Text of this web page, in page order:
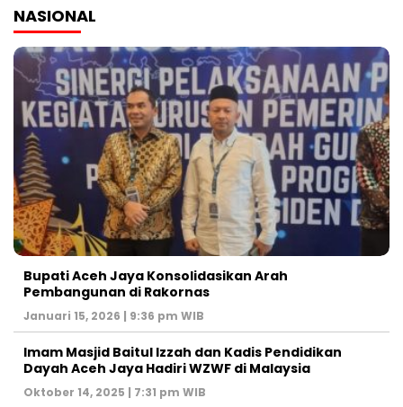
NASIONAL
Bupati Aceh Jaya Konsolidasikan Arah
Pembangunan di Rakornas
Januari 15, 2026 | 9:36 pm WIB
Imam Masjid Baitul Izzah dan Kadis Pendidikan
Dayah Aceh Jaya Hadiri WZWF di Malaysia
Oktober 14, 2025 | 7:31 pm WIB